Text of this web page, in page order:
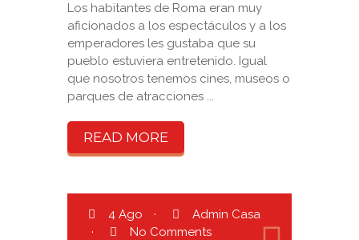
Los habitantes de Roma eran muy
aficionados a los espectáculos y a los
emperadores les gustaba que su
pueblo estuviera entretenido. Igual
que nosotros tenemos cines, museos o
parques de atracciones ...
READ MORE
4 Ago ·
Admin Casa
·
No Comments